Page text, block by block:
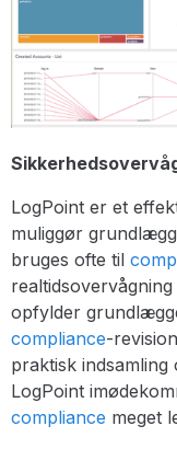
LogPoint er et
muliggør
bruges ofte til
opfylder
compliance-
praktisk
LogPoint
compliance meget